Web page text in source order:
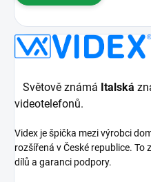
Světově známá Italská
videotelefonů.
Videx je špička mezi výrobci
rozšířená v České republice.
dílů a garanci podpory.